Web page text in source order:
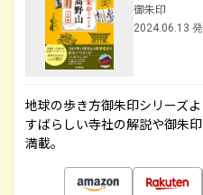
御朱印
2024.06.13
地球の歩き方御朱印シリーズ
すばらしい寺社の解説や御朱
満載。